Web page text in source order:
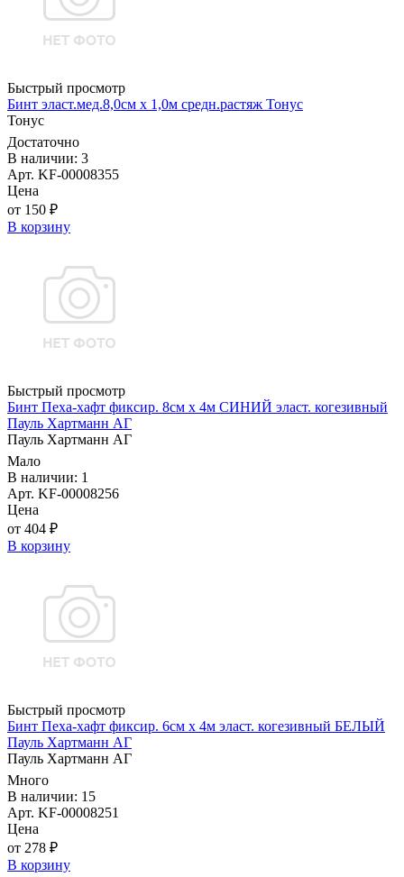
Быстрый просмотр
Бинт эласт.мед.8,0см х 1,0м средн.растяж Тонус
Тонус
Достаточно
В наличии: 3
Арт. KF-00008355
Цена
от 150 ₽
В корзину
Быстрый просмотр
Бинт Пеха-хафт фиксир. 8см х 4м СИНИЙ эласт. когезивный
Пауль Хартманн AГ
Пауль Хартманн AГ
Мало
В наличии: 1
Арт. KF-00008256
Цена
от 404 ₽
В корзину
Быстрый просмотр
Бинт Пеха-хафт фиксир. 6см х 4м эласт. когезивный БЕЛЫЙ
Пауль Хартманн AГ
Пауль Хартманн AГ
Много
В наличии: 15
Арт. KF-00008251
Цена
от 278 ₽
В корзину